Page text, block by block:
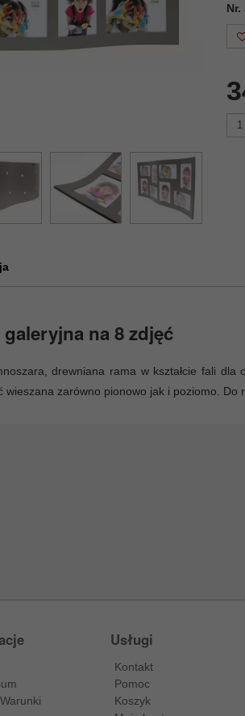
Nr.
na 8 zdjęć
drewniana rama w kształcie fali
wieszana zarówno pionowo jak i poziomo. Do
Usługi
Kontakt
Pomoc
Koszyk